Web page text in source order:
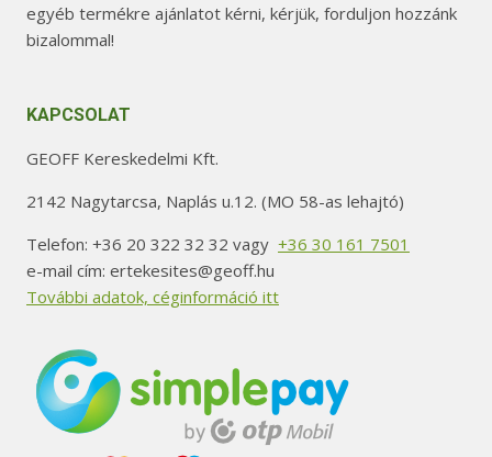
egyéb termékre ajánlatot kérni, kérjük, forduljon hozzánk
bizalommal!
KAPCSOLAT
GEOFF Kereskedelmi Kft.
2142 Nagytarcsa, Naplás u.12. (MO 58-as lehajtó)
Telefon: +36 20 322 32 32 vagy +36 30 161 7501
e-mail cím: ertekesites@geoff.hu
További adatok, céginformáció itt